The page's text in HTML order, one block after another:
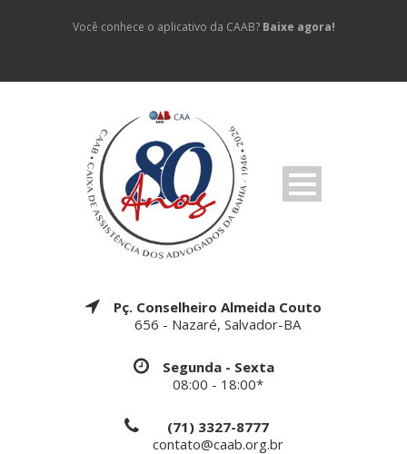
Você conhece o aplicativo da CAAB? Baixe agora!
Pç. Conselheiro Almeida Couto
656 - Nazaré, Salvador-BA
Segunda - Sexta
08:00 - 18:00*
(71) 3327-8777
contato@caab.org.br